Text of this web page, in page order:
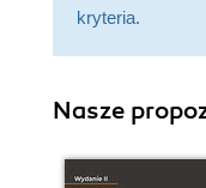
kryteria.
Nasze